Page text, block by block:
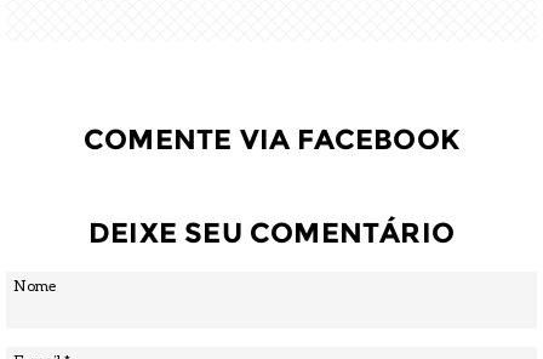
COMENTE VIA FACEBOOK
DEIXE SEU COMENTÁRIO